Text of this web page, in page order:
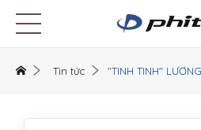
Tin tức "TINH TINH"